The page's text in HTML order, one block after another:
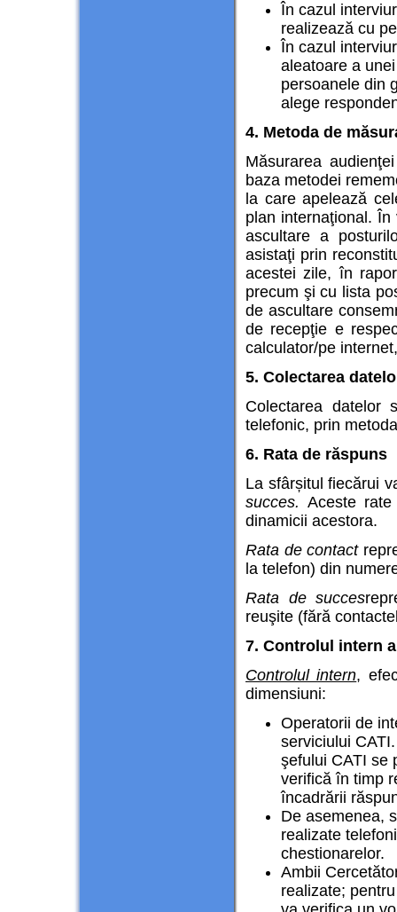
În cazul
realizează cu
În cazul
aleatoare a
persoanele din
alege
4. Metoda de
Măsurarea
baza metodei
la care apelează
plan internaţional.
ascultare a
asistaţi prin
acestei zile, în
precum şi cu lista
de ascultare
de recepţie e
calculator/pe
5. Colectarea
Colectarea datelor
telefonic, prin
6. Rata de răspuns
La sfârșitul fiecărui
succes. Aceste
dinamicii acestora.
Rata de contact
la telefon) din
Rata de succes
reuşite (fără
7. Controlul intern
Controlul intern,
dimensiuni:
Operatorii de
serviciului
şefului CATI se
verifică în timp
încadrării
De asemenea,
realizate
chestionarelor.
Ambii
realizate;